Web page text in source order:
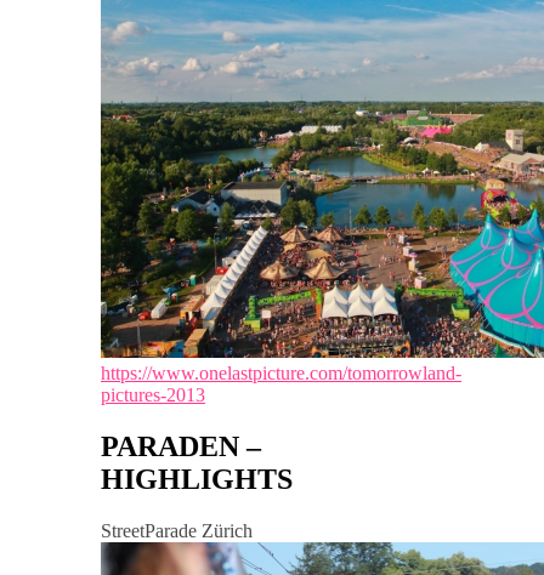
https://www.onelastpicture.com/tomorrowland-
pictures-2013
PARADEN –
HIGHLIGHTS
StreetParade Zürich